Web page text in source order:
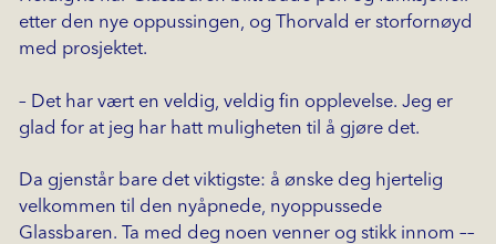
etter den nye oppussingen, og Thorvald er storfornøyd
med prosjektet.
– Det har vært en veldig, veldig fin opplevelse. Jeg er
glad for at jeg har hatt muligheten til å gjøre det.
Da gjenstår bare det viktigste: å ønske deg hjertelig
velkommen til den nyåpnede, nyoppussede
Glassbaren. Ta med deg noen venner og stikk innom ––